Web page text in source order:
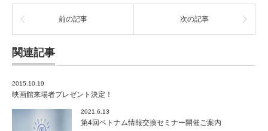
前の記事 次の記事
関連記事
2015.10.19
映画館来場者プレゼント決定！
2021.6.13
第4回ベトナム情報交換セミナー開催ご案内